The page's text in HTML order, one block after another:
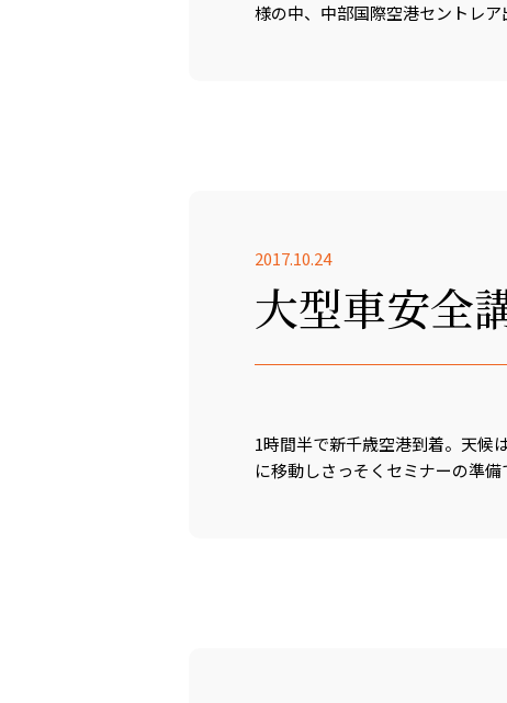
様の中、中部国際空港セントレア
2017.10.24
大型車安全
1時間半で新千歳空港到着。天候
に移動しさっそくセミナーの準備